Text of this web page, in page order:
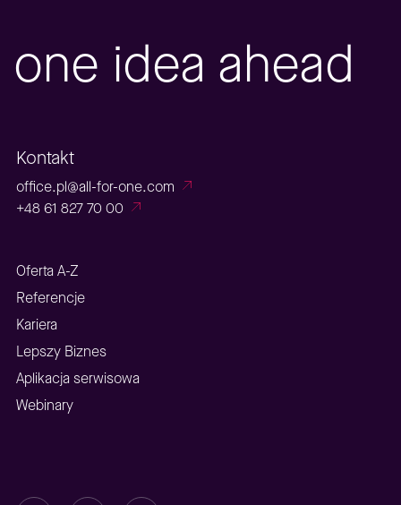
one idea ahead
Kontakt
office.pl@all-for-one.com
+48 61 827 70 00
Oferta A-Z
Referencje
Kariera
Lepszy Biznes
Aplikacja serwisowa
Webinary